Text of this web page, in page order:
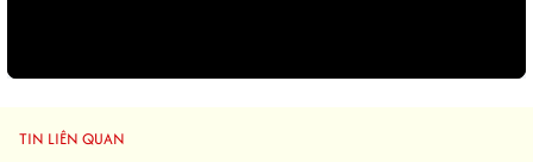
TIN LIÊN QUAN